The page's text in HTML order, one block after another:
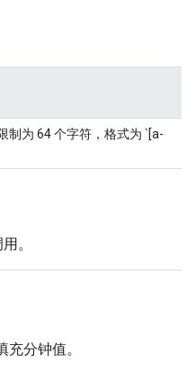
制为 64 个字符，格式为 `[a-
。
分钟值。